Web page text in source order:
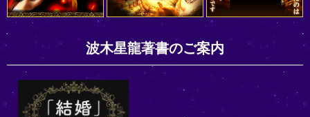
波木星龍著書のご案内